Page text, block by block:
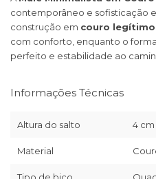
contemporâneo e sofisticação
construção em couro
com conforto, enquanto o
perfeito e estabilidade ao
Informações Técnicas
Altura do salto 4 cm
Material